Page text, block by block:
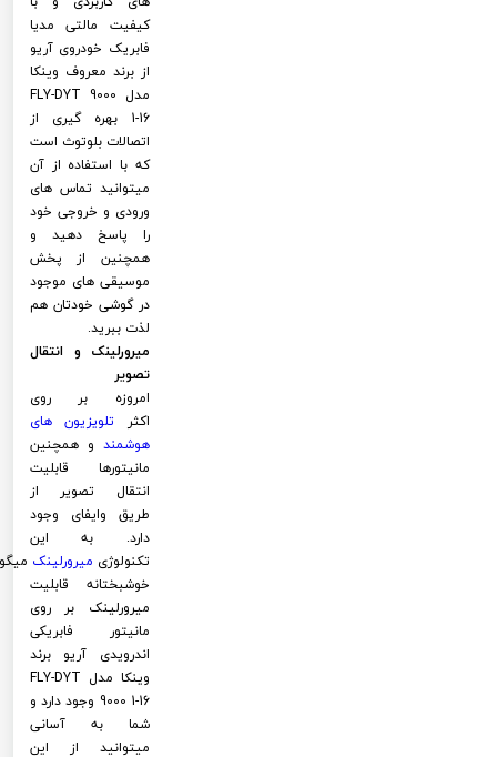
کیفیت مالتی مدیا
فابریک خودروی آریو
از برند معروف وینکا
مدل FLY-DYT 9000
1-16 بهره گیری از
اتصالات بلوتوث است
که با استفاده از آن
میتوانید تماس های
ورودی و خروجی خود
را پاسخ دهید و
همچنین از پخش
موسیقی های موجود
در گوشی خودتان هم
لذت ببرید.
میرورلینک و انتقال
تصویر
امروزه بر روی
اکثر تلویزیون های
هوشمند و همچنین
مانیتورها قابلیت
انتقال تصویر از
طریق وایفای وجود
دارد. به این
تکنولوژی میرورلینک
خوشبختانه قابلیت
میرورلینک بر روی
مانیتور فابریکی
اندرویدی آریو برند
وینکا مدل FLY-DYT
9000 1-16 وجود دارد و
شما به آسانی
میتوانید از این